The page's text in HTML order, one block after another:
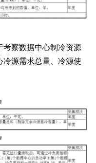
察数据中心制冷资源
源需求总量、冷源使